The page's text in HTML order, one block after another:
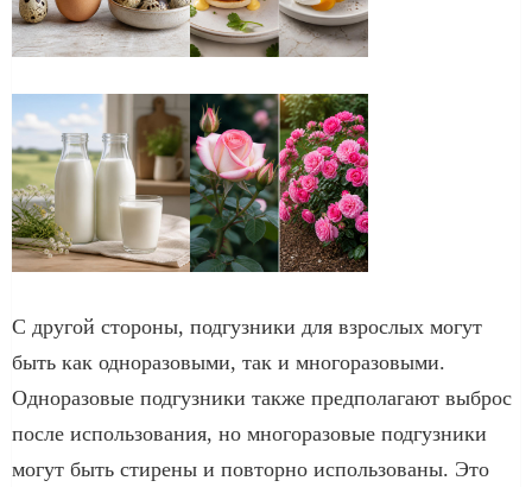
С другой стороны, подгузники для взрослых могут
быть как одноразовыми, так и многоразовыми.
Одноразовые подгузники также предполагают выброс
после использования, но многоразовые подгузники
могут быть стирены и повторно использованы. Это